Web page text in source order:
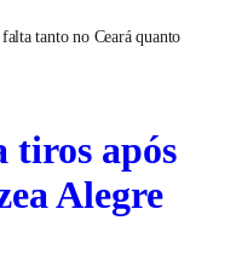
tanto no Ceará quanto
tiros após
Alegre